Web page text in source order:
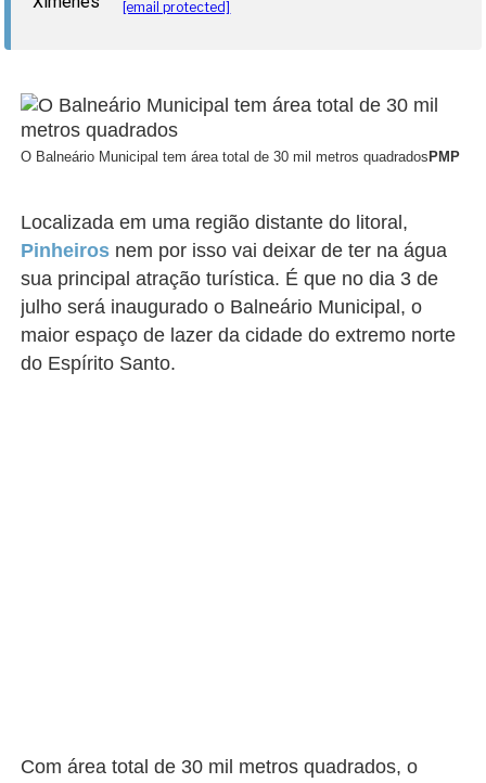
[email protected]
O Balneário Municipal tem área total de 30 mil metros quadrados PMP
Localizada em uma região distante do litoral,
Pinheiros nem por isso vai deixar de ter na água
sua principal atração turística. É que no dia 3 de
julho será inaugurado o Balneário Municipal, o
maior espaço de lazer da cidade do extremo norte
do Espírito Santo.
Com área total de 30 mil metros quadrados, o